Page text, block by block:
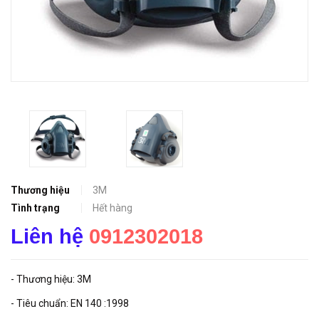
Thương hiệu
3M
Tình trạng
Hết hàng
Liên hệ 0912302018
- Thương hiệu: 3M
- Tiêu chuẩn: EN 140 :1998